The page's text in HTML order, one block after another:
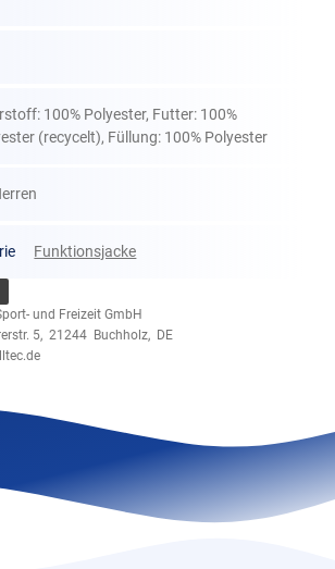
100% Polyester, Futter: 100%
(recycelt), Füllung: 100% Polyester
Funktionsjacke
und Freizeit GmbH
5, 21244 Buchholz, DE